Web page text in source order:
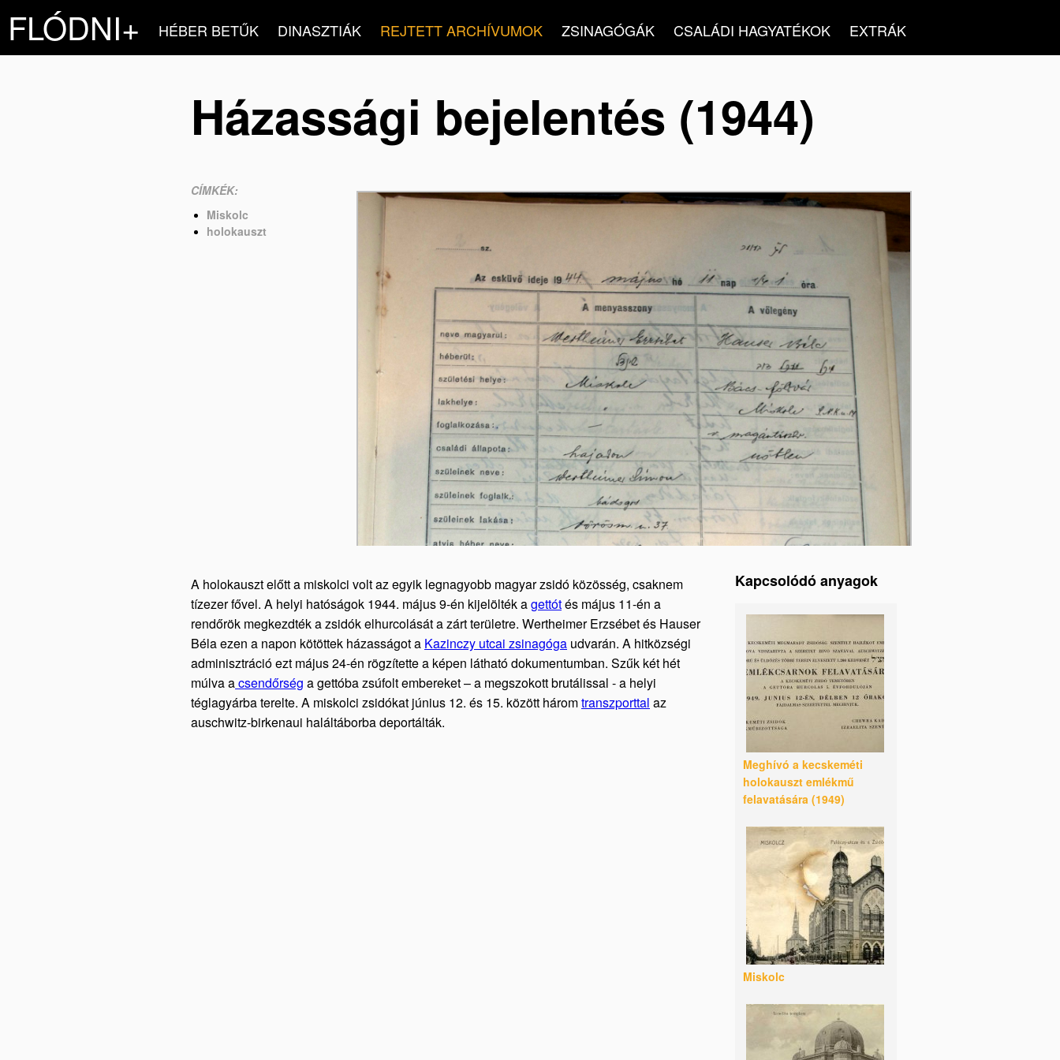
FLÓDNI+ HÉBER BETŰK DINASZTIÁK REJTETT ARCHÍVUMOK ZSINAGÓGÁK CSALÁDI HAGYATÉKOK EXTRÁK
Házassági bejelentés (1944)
CÍMKÉK:
Miskolc
holokauszt
Kapcsolódó anyagok
Meghívó a kecskeméti
holokauszt emlékmű
felavatására (1949)
Miskolc
A holokauszt előtt a miskolci volt az egyik legnagyobb magyar zsidó közösség, csaknem
tízezer fővel. A helyi hatóságok 1944. május 9-én kijelölték agettótés május 11-én a
rendőrök megkezdték a zsidók elhurcolását a zárt területre. Wertheimer Erzsébet és Hauser
Béla ezen a napon kötöttek házasságot a Kazinczy utcai zsinagóga udvarán. A hitközségi
adminisztráció ezt május 24-én rögzítette a képen látható dokumentumban. Szűk két hét
múlva acsendőrség a gettóba zsúfolt embereket – a megszokott brutálissal - a helyi
téglagyárba terelte. A miskolci zsidókat június 12. és 15. között háromtranszporttal az
auschwitz-birkenaui haláltáborba deportálták.